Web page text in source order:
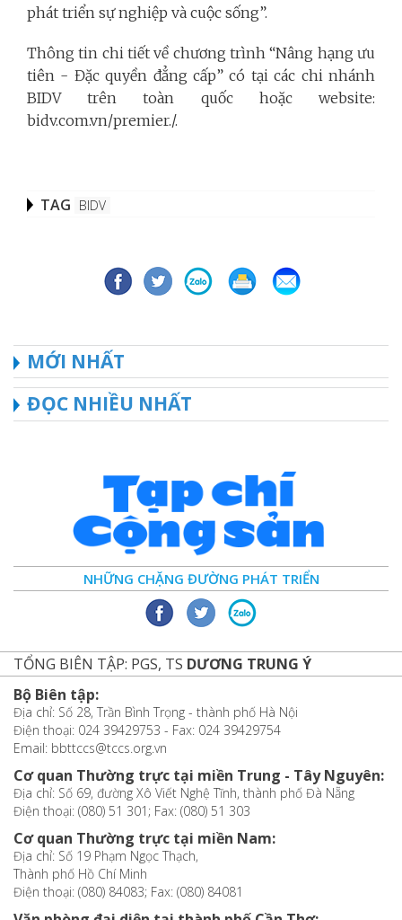
phát triển sự nghiệp và cuộc sống”.
Thông tin chi tiết về chương trình “Nâng hạng ưu
tiên - Đặc quyền đẳng cấp” có tại các chi nhánh
BIDV trên toàn quốc hoặc website:
bidv.com.vn/premier./.
TAG BIDV
MỚI NHẤT
ĐỌC NHIỀU NHẤT
NHỮNG CHẶNG ĐƯỜNG PHÁT TRIỂN
TỔNG BIÊN TẬP: PGS, TS DƯƠNG TRUNG Ý
Bộ Biên tập:
Địa chỉ: Số 28, Trần Bình Trọng - thành phố Hà Nội
Điện thoại: 024 39429753 - Fax: 024 39429754
Email: bbttccs@tccs.org.vn
Cơ quan Thường trực tại miền Trung - Tây Nguyên:
Địa chỉ: Số 69, đường Xô Viết Nghệ Tĩnh, thành phố Đà Nẵng
Điện thoại: (080) 51 301; Fax: (080) 51 303
Cơ quan Thường trực tại miền Nam:
Địa chỉ: Số 19 Phạm Ngọc Thạch,
Thành phố Hồ Chí Minh
Điện thoại: (080) 84083; Fax: (080) 84081